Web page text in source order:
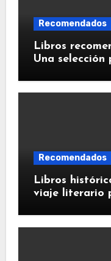
Recomendados
Libros
Una selección
Recomendados
Libros
viaje literario